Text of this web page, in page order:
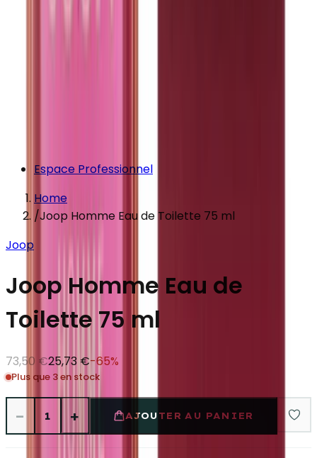
Espace Professionnel
Home
/Joop Homme Eau de Toilette 75 ml
Joop
Joop Homme Eau de
Toilette 75 ml
73,50 €25,73 €-65%
Plus que 3 en stock
− 1 + AJOUTER AU PANIER